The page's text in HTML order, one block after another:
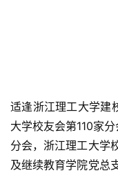
适逢浙江理工大学建
大学校友会第110家
分会，浙江理工大学
及继续教育学院党总